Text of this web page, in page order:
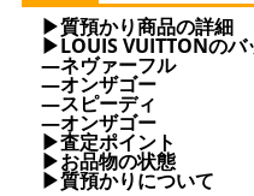
▶質預かり商品の詳細
▶LOUIS VUITTONのバ
—ネヴァーフル
—オンザゴー
—スピーディ
—オンザゴー
▶査定ポイント
▶お品物の状態
▶質預かりについて